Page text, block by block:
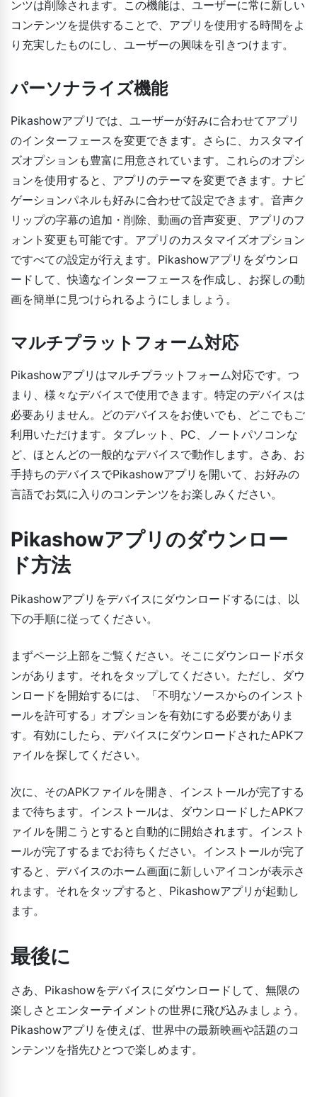
ンツは削除されます。この機能は、ユーザーに常に新しい
コンテンツを提供することで、アプリを使用する時間をよ
り充実したものにし、ユーザーの興味を引きつけます。
パーソナライズ機能
Pikashowアプリでは、ユーザーが好みに合わせてアプリ
のインターフェースを変更できます。さらに、カスタマイ
ズオプションも豊富に用意されています。これらのオプシ
ョンを使用すると、アプリのテーマを変更できます。ナビ
ゲーションパネルも好みに合わせて設定できます。音声ク
リップの字幕の追加・削除、動画の音声変更、アプリのフ
ォント変更も可能です。アプリのカスタマイズオプション
ですべての設定が行えます。Pikashowアプリをダウンロ
ードして、快適なインターフェースを作成し、お探しの動
画を簡単に見つけられるようにしましょう。
マルチプラットフォーム対応
Pikashowアプリはマルチプラットフォーム対応です。つ
まり、様々なデバイスで使用できます。特定のデバイスは
必要ありません。どのデバイスをお使いでも、どこでもご
利用いただけます。タブレット、PC、ノートパソコンな
ど、ほとんどの一般的なデバイスで動作します。さあ、お
手持ちのデバイスでPikashowアプリを開いて、お好みの
言語でお気に入りのコンテンツをお楽しみください。
Pikashowアプリのダウンロー
ド方法
Pikashowアプリをデバイスにダウンロードするには、以
下の手順に従ってください。
まずページ上部をご覧ください。そこにダウンロードボタ
ンがあります。それをタップしてください。ただし、ダウ
ンロードを開始するには、「不明なソースからのインスト
ールを許可する」オプションを有効にする必要がありま
す。有効にしたら、デバイスにダウンロードされたAPKフ
ァイルを探してください。
次に、そのAPKファイルを開き、インストールが完了する
まで待ちます。インストールは、ダウンロードしたAPKフ
ァイルを開こうとすると自動的に開始されます。インスト
ールが完了するまでお待ちください。インストールが完了
すると、デバイスのホーム画面に新しいアイコンが表示さ
れます。それをタップすると、Pikashowアプリが起動し
ます。
最後に
さあ、Pikashowをデバイスにダウンロードして、無限の
楽しさとエンターテイメントの世界に飛び込みましょう。
Pikashowアプリを使えば、世界中の最新映画や話題のコ
ンテンツを指先ひとつで楽しめます。